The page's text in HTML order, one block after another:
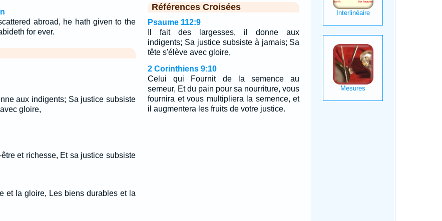
abroad, he hath given to the
for ever.
aux indigents; Sa justice subsiste
gloire,
être et richesse, Et sa justice subsiste
et la gloire, Les biens durables et la
Références Croisées
Psaume 112:9
Il fait des largesses, il donne aux
indigents; Sa justice subsiste à jamais; Sa
tête s'élève avec gloire,
2 Corinthiens 9:10
Celui qui Fournit de la semence au
semeur, Et du pain pour sa nourriture, vous
fournira et vous multipliera la semence, et
il augmentera les fruits de votre justice.